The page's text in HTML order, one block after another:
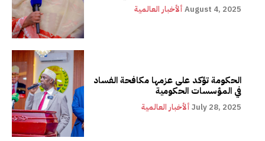
ألأخبار العالمية August 4, 2025
الحكومة تؤكد على عزمها مكافحة الفساد
في المؤسسات الحكومية
ألأخبار العالمية July 28, 2025